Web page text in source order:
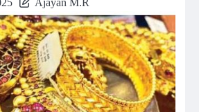
Ajayan M.R